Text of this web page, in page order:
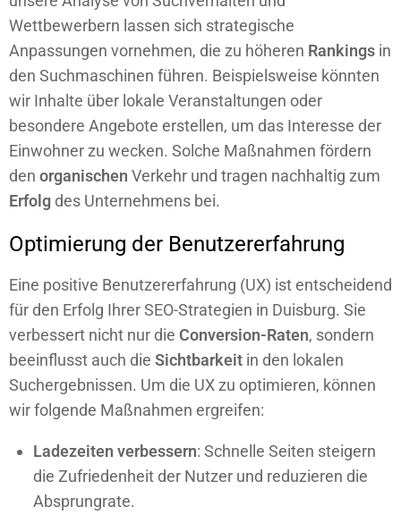
Wettbewerbern lassen sich strategische
Anpassungen vornehmen, die zu höheren Rankings in
den Suchmaschinen führen. Beispielsweise könnten
wir Inhalte über lokale Veranstaltungen oder
besondere Angebote erstellen, um das Interesse der
Einwohner zu wecken. Solche Maßnahmen fördern
den organischen Verkehr und tragen nachhaltig zum
Erfolg des Unternehmens bei.
Optimierung der Benutzererfahrung
Eine positive Benutzererfahrung (UX) ist entscheidend
für den Erfolg Ihrer SEO-Strategien in Duisburg. Sie
verbessert nicht nur die Conversion-Raten, sondern
beeinflusst auch die Sichtbarkeit in den lokalen
Suchergebnissen. Um die UX zu optimieren, können
wir folgende Maßnahmen ergreifen:
Ladezeiten verbessern: Schnelle Seiten steigern
die Zufriedenheit der Nutzer und reduzieren die
Absprungrate.